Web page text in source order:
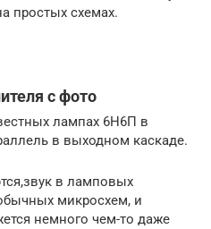
простых схемах.
с фото
лампах 6Н6П в
в выходном каскаде.
в ламповых
микросхем, и
немного чем-то даже